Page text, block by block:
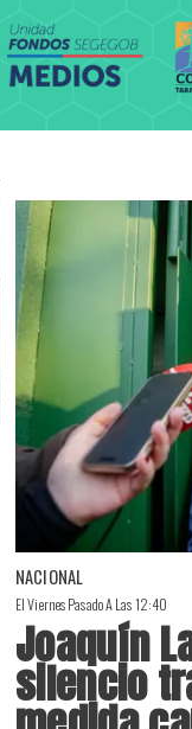
NACIONAL
El Viernes Pasado A Las 12:40
Joaquín
silencio